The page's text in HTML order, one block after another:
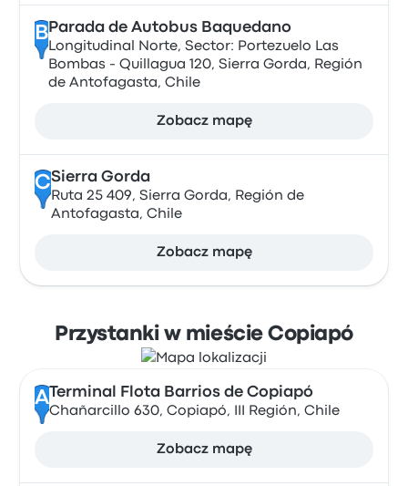
B Parada de Autobus Baquedano
Longitudinal Norte, Sector: Portezuelo Las
Bombas - Quillagua 120, Sierra Gorda, Región
de Antofagasta, Chile
Zobacz mapę
CSierra Gorda
Ruta 25 409, Sierra Gorda, Región de
Antofagasta, Chile
Zobacz mapę
Przystanki w mieście Copiapó
A Terminal Flota Barrios de Copiapó
Chañarcillo 630, Copiapó, III Región, Chile
Zobacz mapę